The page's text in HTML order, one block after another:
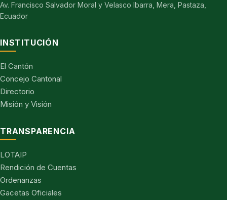
Av. Francisco Salvador Moral y Velasco Ibarra, Mera, Pastaza,
Ecuador
INSTITUCIÓN
El Cantón
Concejo Cantonal
Directorio
Misión y Visión
TRANSPARENCIA
LOTAIP
Rendición de Cuentas
Ordenanzas
Gacetas Oficiales